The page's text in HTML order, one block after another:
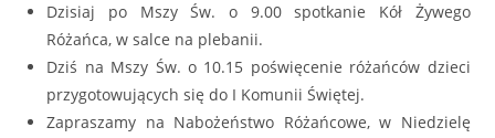
Dzisiaj po Mszy Św. o 9.00 spotkanie Kół Żywego
Różańca, w salce na plebanii.
Dziś na Mszy Św. o 10.15 poświęcenie różańców dzieci
przygotowujących się do I Komunii Świętej.
Zapraszamy na Nabożeństwo Różańcowe, w Niedzielę